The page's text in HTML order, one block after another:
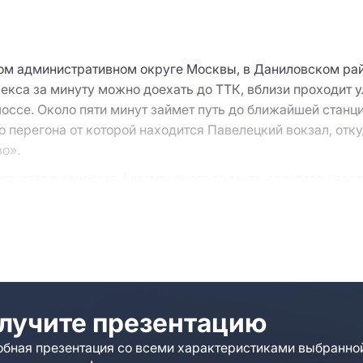
административном округе Москвы, в Даниловском
за минуту можно доехать до ТТК, вблизи проходит
Около пяти минут займет путь до ближайшей
от которой находится Павелецкий вокзал,
11 гектар. Офисный центр высотой в 5 этажей
группа, полное панорамное остекление фасадов и
освещение.
о БЦ «Симонов Плаза»
круглосуточно по электронным
презентацию
презентация со всеми характеристиками